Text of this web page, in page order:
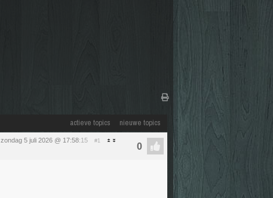
actieve topics nieuwe topics
zondag 5 juli 2026 @ 17:58:15 #1